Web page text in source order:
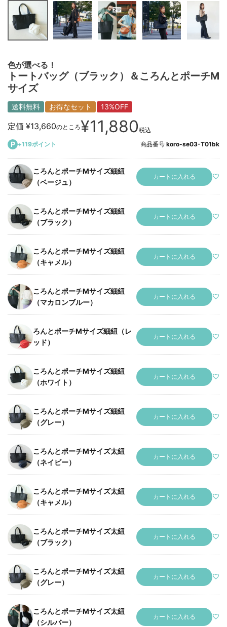
色が選べる！
トートバッグ（ブラック）＆ころんとポーチM
サイズ
送料無料 お得なセット 13%OFF
定価 ¥13,660のところ¥11,880税込
+119ポイント 商品番号 koro-se03-T01bk
ころんとポーチMサイズ細紐
（ベージュ）
カートに入れる
ころんとポーチMサイズ細紐
（ブラック）
カートに入れる
ころんとポーチMサイズ細紐
（キャメル）
カートに入れる
ころんとポーチMサイズ細紐
（マカロンブルー）
カートに入れる
ろんとポーチMサイズ細紐（レ
ッド）
カートに入れる
ころんとポーチMサイズ細紐
（ホワイト）
カートに入れる
ころんとポーチMサイズ細紐
（グレー）
カートに入れる
ころんとポーチMサイズ太紐
（ネイビー）
カートに入れる
ころんとポーチMサイズ太紐
（キャメル）
カートに入れる
ころんとポーチMサイズ太紐
（ブラック）
カートに入れる
ころんとポーチMサイズ太紐
（グレー）
カートに入れる
ころんとポーチMサイズ太紐
（シルバー）
カートに入れる